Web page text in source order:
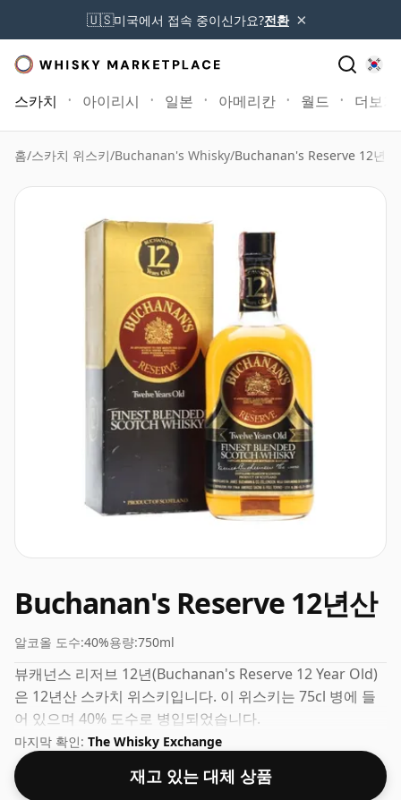
🇺🇸미국에서 접속 중이신가요?전환 ×
스카치 아이리시 일본 아메리칸 월드 더보기
홈/스카치 위스키/Buchanan's Whisky/Buchanan's Reserve 12년산
Buchanan's Reserve 12년산
알코올 도수:40%용량:750ml
뷰캐넌스 리저브 12년(Buchanan's Reserve 12 Year Old)
은 12년산 스카치 위스키입니다. 이 위스키는 75cl 병에 들
어 있으며 40% 도수로 병입되었습니다.
마지막 확인: The Whisky Exchange
재고 있는 대체 상품